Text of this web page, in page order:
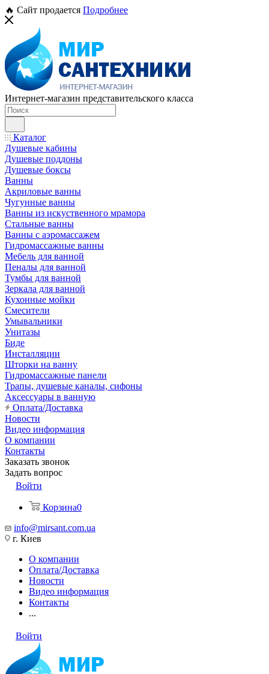
🔥 Сайт продается Подробнее
Интернет-магазин представительского класса
Каталог
Душевые кабины
Душевые поддоны
Душевые боксы
Ванны
Акриловые ванны
Чугунные ванны
Ванны из искуственного мрамора
Стальные ванны
Ванны с аэромассажем
Гидромассажные ванны
Мебель для ванной
Пеналы для ванной
Тумбы для ванной
Зеркала для ванной
Кухонные мойки
Смесители
Умывальники
Унитазы
Биде
Инсталляции
Шторки на ванну
Гидромассажные панели
Трапы, душевые каналы, сифоны
Аксессуары в ванную
Оплата/Доставка
Новости
Видео информация
О компании
Контакты
Заказать звонок
Задать вопрос
Войти
Корзина0
info@mirsant.com.ua
г. Киев
О компании
Оплата/Доставка
Новости
Видео информация
Контакты
...
Войти